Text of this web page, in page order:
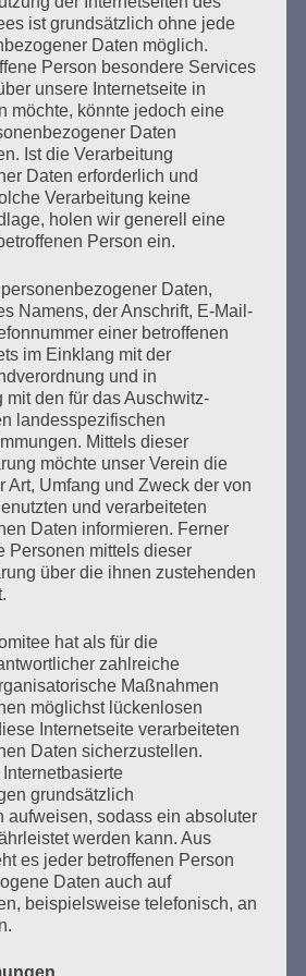
mehr ...
von Esther Bejarano
Veranstaltung des
2021
des KZ Auschwitz durch die
1945 Liebe Freundinnen und
in Corona-Zeiten sind wir uns so
immer wieder mal bei uns
online treffen. 2020 war ein
mehr ...
Zurück 16 Weiter
ist grundsätzlich ohne jede
Daten möglich.
Person besondere Services
unsere Internetseite in
möchte, könnte jedoch eine
Daten
Ist die Verarbeitung
Daten erforderlich und
Verarbeitung keine
holen wir generell eine
Person ein.
Daten,
Namens, der Anschrift, E-Mail-
einer betroffenen
im Einklang mit der
und in
mit den für das Auschwitz-
landesspezifischen
Mittels dieser
möchte unser Verein die
Art, Umfang und Zweck der von
und verarbeiteten
Daten informieren. Ferner
Personen mittels dieser
über die ihnen zustehenden
hat als für die
zahlreiche
Maßnahmen
möglichst lückenlosen
Internetseite verarbeiteten
Daten sicherzustellen.
grundsätzlich
aufweisen, sodass ein absoluter
werden kann. Aus
es jeder betroffenen Person
Daten auch auf
beispielsweise telefonisch, an